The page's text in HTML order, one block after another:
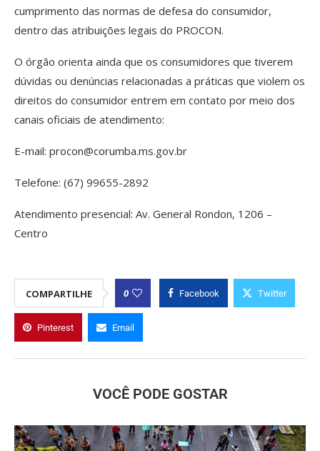
cumprimento das normas de defesa do consumidor,
dentro das atribuições legais do PROCON.
O órgão orienta ainda que os consumidores que tiverem
dúvidas ou denúncias relacionadas a práticas que violem os
direitos do consumidor entrem em contato por meio dos
canais oficiais de atendimento:
E-mail: procon@corumba.ms.gov.br
Telefone: (67) 99655-2892
Atendimento presencial: Av. General Rondon, 1206 –
Centro
COMPARTILHE 0 Facebook Twitter
Pinterest Email
VOCÊ PODE GOSTAR